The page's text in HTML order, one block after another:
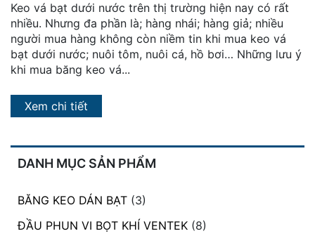
Liên
hệ
DANH MỤC SẢN PHẨM
BĂNG KEO DÁN BẠT (3)
ĐẦU PHUN VI BỌT KHÍ VENTEK (8)
Keo vá bạt dưới nước trên thị trường hiện nay có rất
nhiều. Nhưng đa phần là; hàng nhái; hàng giả; nhiều
người mua hàng không còn niềm tin khi mua keo vá
bạt dưới nước; nuôi tôm, nuôi cá, hồ bơi… Những lưu ý
khi mua băng keo vá...
Xem chi tiết